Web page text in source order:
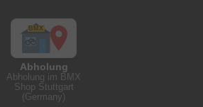
Abholung
Abholung im BMX
Shop Stuttgart
(Germany)